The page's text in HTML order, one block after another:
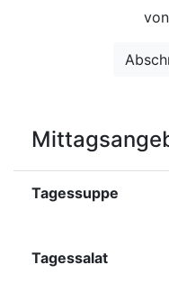
Tagessuppe
Tagessalat